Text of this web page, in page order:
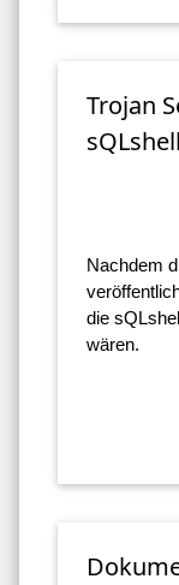
Trojan
sQLshell
Nachdem
die
wären.